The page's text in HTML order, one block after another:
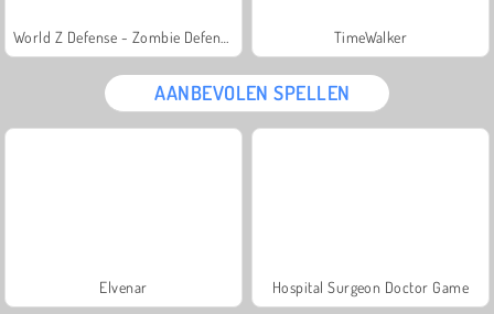
TimeWalker
AANBEVOLEN SPELLEN
Elvenar Hospital Surgeon Doctor Game